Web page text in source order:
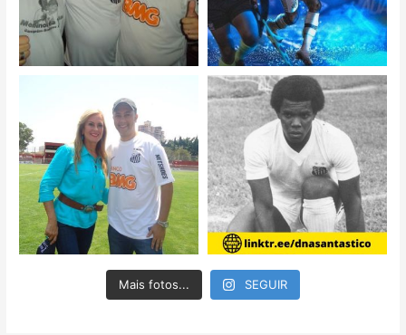
Mais fotos... SEGUIR